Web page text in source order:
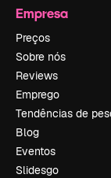
Empresa
Preços
Sobre nós
Reviews
Emprego
Tendências de
Blog
Eventos
Slidesgo